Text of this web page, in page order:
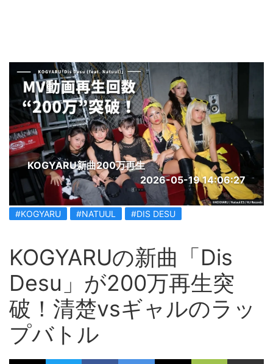
KOGYARU新曲200万再生
2026-05-19 14:06:27
#KOGYARU #NATUUL #DIS DESU
KOGYARUの新曲「Dis
Desu」が200万再生突
破！清楚vsギャルのラッ
プバトル